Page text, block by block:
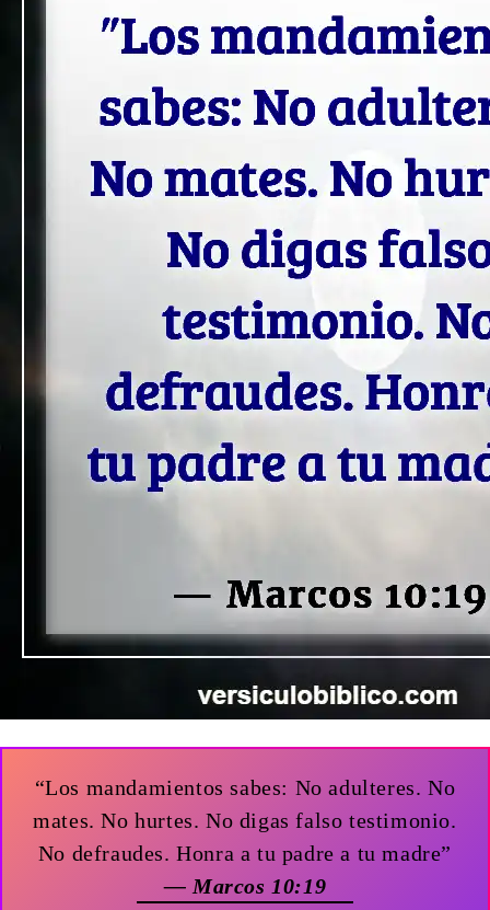
“Los mandamientos sabes: No adulteres. No
mates. No hurtes. No digas falso testimonio.
No defraudes. Honra a tu padre a tu madre”
— Marcos 10:19